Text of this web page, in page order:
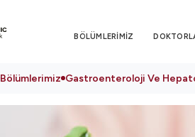
BÖLÜMLERİMİZ
Bölümlerimiz Gastroenteroloji Ve